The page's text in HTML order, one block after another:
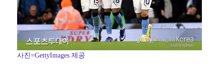
사진=GettyImages 제공